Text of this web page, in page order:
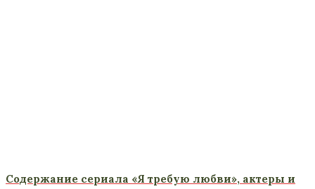
Содержание сериала «Я требую любви», актеры и